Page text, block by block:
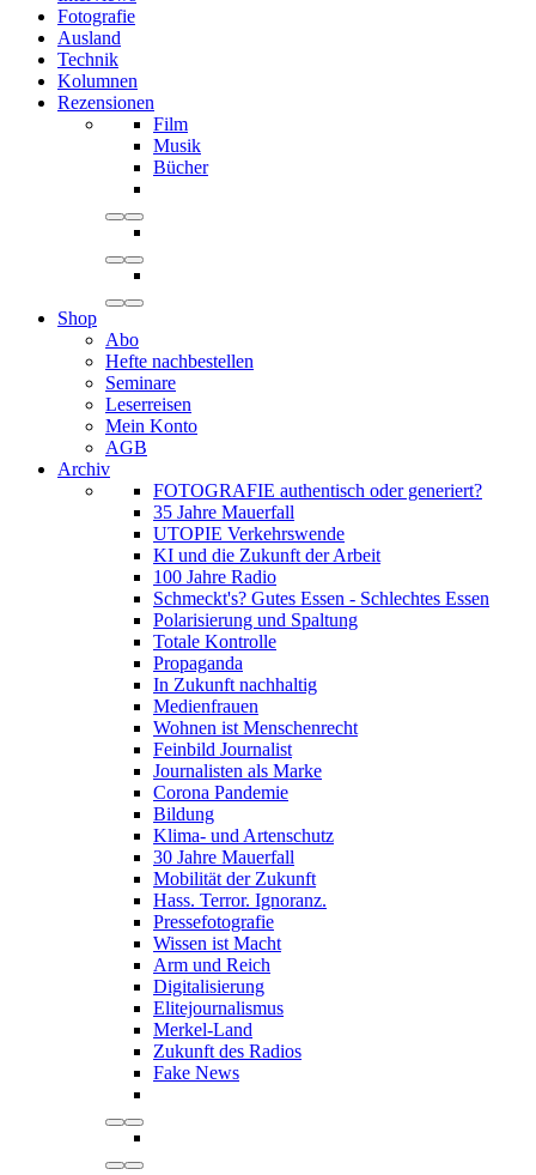
Fotografie
Ausland
Technik
Kolumnen
Rezensionen
Film
Musik
Bücher
Shop
Abo
Hefte nachbestellen
Seminare
Leserreisen
Mein Konto
AGB
Archiv
FOTOGRAFIE authentisch oder generiert?
35 Jahre Mauerfall
UTOPIE Verkehrswende
KI und die Zukunft der Arbeit
100 Jahre Radio
Schmeckt's? Gutes Essen - Schlechtes Essen
Polarisierung und Spaltung
Totale Kontrolle
Propaganda
In Zukunft nachhaltig
Medienfrauen
Wohnen ist Menschenrecht
Feinbild Journalist
Journalisten als Marke
Corona Pandemie
Bildung
Klima- und Artenschutz
30 Jahre Mauerfall
Mobilität der Zukunft
Hass. Terror. Ignoranz.
Pressefotografie
Wissen ist Macht
Arm und Reich
Digitalisierung
Elitejournalismus
Merkel-Land
Zukunft des Radios
Fake News